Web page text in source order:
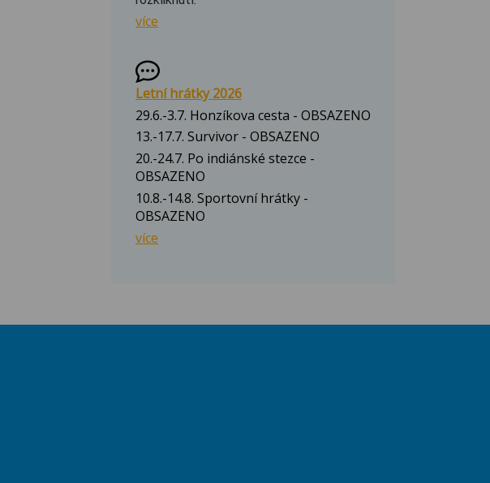
více
Letní hrátky 2026
29.6.-3.7. Honzíkova cesta - OBSAZENO
13.-17.7. Survivor - OBSAZENO
20.-24.7. Po indiánské stezce -
OBSAZENO
10.8.-14.8. Sportovní hrátky -
OBSAZENO
více